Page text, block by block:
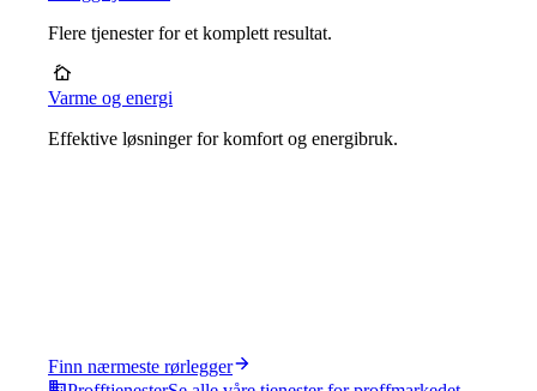
Flere tjenester for et komplett resultat.
Varme og energi
Effektive løsninger for komfort og energibruk.
Finn nærmeste rørlegger